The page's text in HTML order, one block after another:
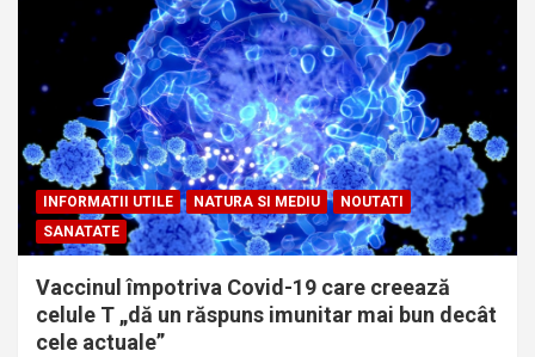
INFORMATII UTILE NATURA SI MEDIU
NOUTATI
SANATATE
Vaccinul împotriva Covid-19 care creează
celule T „dă un răspuns imunitar mai bun decât
cele actuale”